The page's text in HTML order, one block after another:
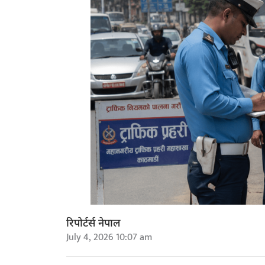
रिपोर्टर्स नेपाल
July 4, 2026 10:07 am